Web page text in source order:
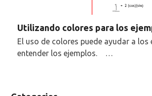
Utilizando colores para los
El uso de colores puede ayudar a los
entender los ejemplos. …